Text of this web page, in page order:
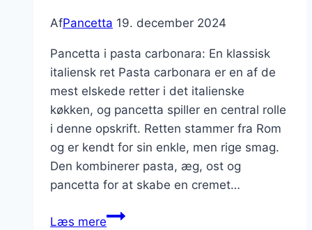
AfPancetta 19. december 2024
Pancetta i pasta carbonara: En klassisk
italiensk ret Pasta carbonara er en af de
mest elskede retter i det italienske
køkken, og pancetta spiller en central rolle
i denne opskrift. Retten stammer fra Rom
og er kendt for sin enkle, men rige smag.
Den kombinerer pasta, æg, ost og
pancetta for at skabe en cremet…
Læs merePancetta